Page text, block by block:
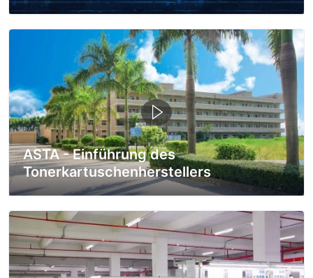
ASTA - Einführung des
Tonerkartuschenherstellers